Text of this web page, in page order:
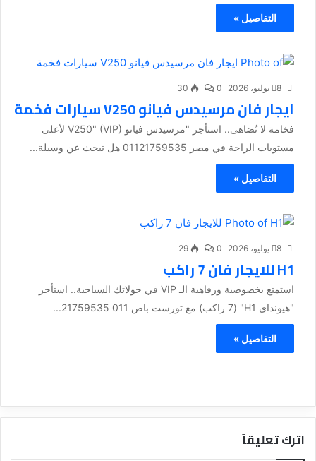
التفاصيل »
8 يوليو، 2026 0
30
ايجار فان مرسيدس فيانو V250 سيارات فخمة
فخامة لا تُضاهى.. استأجر "مرسيدس فيانو V250" (VIP) لأعلى
مستويات الراحة في مصر 01121759535 هل تبحث عن وسيلة...
التفاصيل »
8 يوليو، 2026 0
29
H1 للايجار فان 7 راكب
استمتع بخصوصية ورفاهية الـ VIP في جولاتك السياحية.. استأجر
"هيونداي H1" (7 راكب) مع تورست باص 011 21759535...
التفاصيل »
اترك تعليقاً